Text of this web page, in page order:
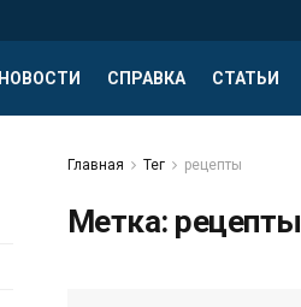
НОВОСТИ СПРАВКА СТАТЬИ
Главная Тег рецепты
Метка: рецепты